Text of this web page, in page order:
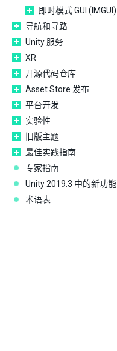
即时模式 GUI (IMGUI)
导航和寻路
Unity 服务
XR
开源代码仓库
Asset Store 发布
平台开发
实验性
旧版主题
最佳实践指南
专家指南
Unity 2019.3 中的新功能
术语表